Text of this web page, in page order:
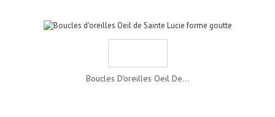
Boucles D'oreilles Oeil De...